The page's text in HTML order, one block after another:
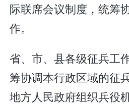
际联席会议制度，统筹
作。
省、市、县各级征兵工
筹协调本行政区域的征
地方人民政府组织兵役